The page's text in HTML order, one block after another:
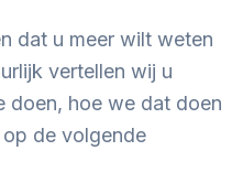
dat u meer wilt weten
vertellen wij u
doen, hoe we dat doen
de volgende